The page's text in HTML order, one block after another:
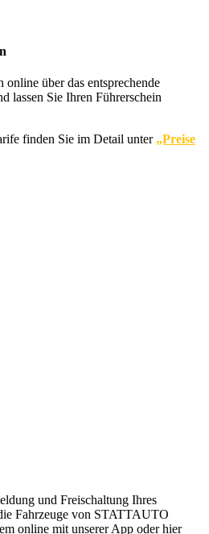
über das entsprechende
lassen Sie Ihren Führerschein
finden Sie im Detail unter „Preise
und Freischaltung Ihres
Fahrzeuge von STATTAUTO
online mit unserer App oder hier